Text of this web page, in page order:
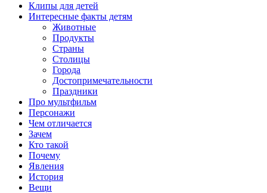
интересные факты про страны, столицы и города, клипы из
мультфильмов, мульт-клипы, песни из мультиков, детские
клипы, интересные факты о мультфильмах и про персонажей
мультфильмов
Клипы для детей
Интересные факты детям
Животные
Продукты
Страны
Столицы
Города
Достопримечательности
Праздники
Про мультфильм
Персонажи
Чем отличается
Зачем
Кто такой
Почему
Явления
История
Вещи